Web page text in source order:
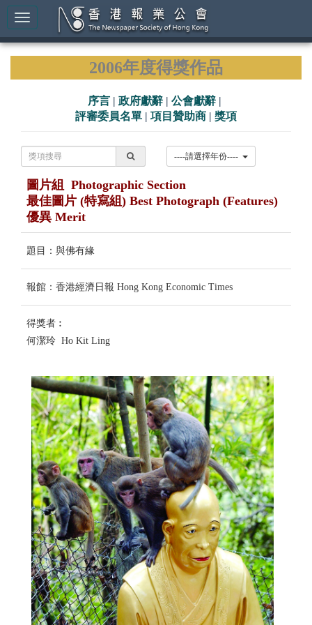
2006年度得獎作品
序言 | 政府獻辭 | 公會獻辭 |
評審委員名單 | 項目贊助商 | 獎項
圖片組 Photographic Section
最佳圖片 (特寫組) Best Photograph (Features)
優異 Merit
題目：與佛有緣
報館：香港經濟日報 Hong Kong Economic Times
得獎者︰
何潔玲 Ho Kit Ling